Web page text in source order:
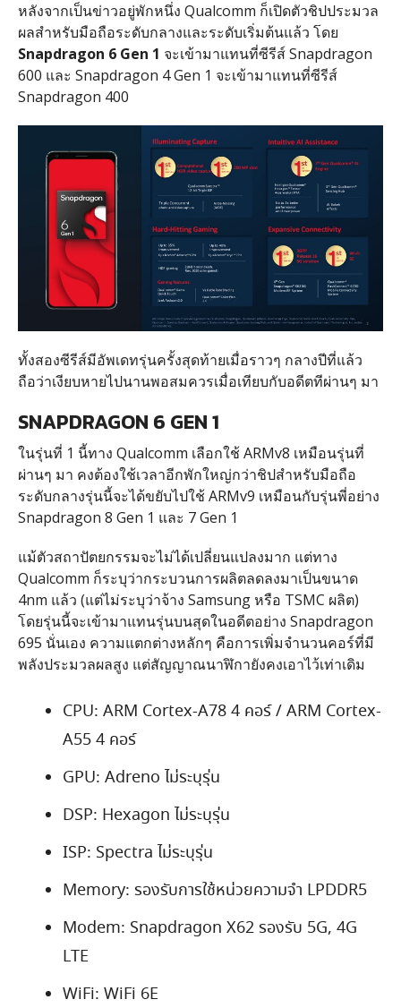
หลังจากเป็นข่าวอยู่พักหนึ่ง Qualcomm ก็เปิดตัวชิปประมวล
ผลสำหรับมือถือระดับกลางและระดับเริ่มต้นแล้ว โดย
Snapdragon 6 Gen 1 จะเข้ามาแทนที่ซีรีส์ Snapdragon
600 และ Snapdragon 4 Gen 1 จะเข้ามาแทนที่ซีรีส์
Snapdragon 400
ทั้งสองซีรีส์มีอัพเดทรุ่นครั้งสุดท้ายเมื่อราวๆ กลางปีที่แล้ว
ถือว่าเงียบหายไปนานพอสมควรเมื่อเทียบกับอดีตทีผ่านๆ มา
SNAPDRAGON 6 GEN 1
ในรุ่นที่ 1 นี้ทาง Qualcomm เลือกใช้ ARMv8 เหมือนรุ่นที่
ผ่านๆ มา คงต้องใช้เวลาอีกพักใหญ่กว่าชิปสำหรับมือถือ
ระดับกลางรุ่นนี้จะได้ขยับไปใช้ ARMv9 เหมือนกับรุ่นพี่อย่าง
Snapdragon 8 Gen 1 และ 7 Gen 1
แม้ตัวสถาปัตยกรรมจะไม่ได้เปลี่ยนแปลงมาก แต่ทาง
Qualcomm ก็ระบุว่ากระบวนการผลิตลดลงมาเป็นขนาด
4nm แล้ว (แต่ไม่ระบุว่าจ้าง Samsung หรือ TSMC ผลิต)
โดยรุ่นนี้จะเข้ามาแทนรุ่นบนสุดในอดีตอย่าง Snapdragon
695 นั่นเอง ความแตกต่างหลักๆ คือการเพิ่มจำนวนคอร์ที่มี
พลังประมวลผลสูง แต่สัญญาณนาฬิกายังคงเอาไว้เท่าเดิม
CPU: ARM Cortex-A78 4 คอร์ / ARM Cortex-
A55 4 คอร์
GPU: Adreno ไม่ระบุรุ่น
DSP: Hexagon ไม่ระบุรุ่น
ISP: Spectra ไม่ระบุรุ่น
Memory: รองรับการใช้หน่วยความจำ LPDDR5
Modem: Snapdragon X62 รองรับ 5G, 4G
LTE
WiFi: WiFi 6E